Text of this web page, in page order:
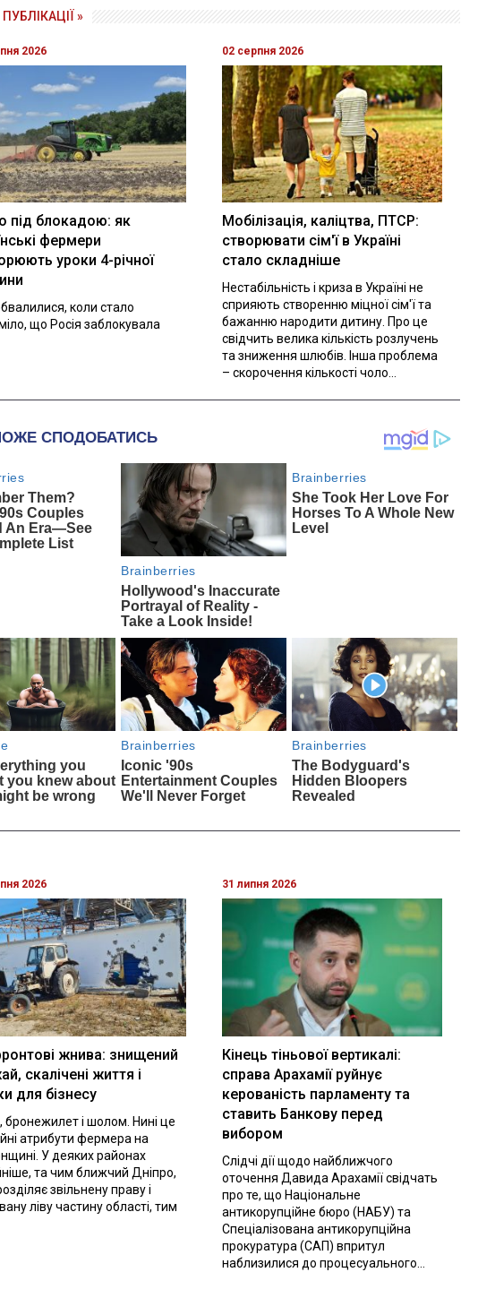
»
2026
під блокадою: як
фермери
уроки 4-річної
коли стало
що Росія заблокувала
02 серпня 2026
Мобілізація, каліцтва, ПТСР:
створювати сім'ї в Україні
стало складніше
Нестабільність і криза в Україні не
сприяють створенню міцної сім'ї та
бажанню народити дитину. Про це
свідчить велика кількість розлучень
та зниження шлюбів. Інша проблема
– скорочення кількості чоло...
2026
жнива: знищений
скалічені життя і
для бізнесу
бронежилет і шолом. Нині це
атрибути фермера на
У деяких районах
та чим ближчий Дніпро,
звільнену праву і
ліву частину області, тим
31 липня 2026
Кінець тіньової вертикалі:
справа Арахамії руйнує
керованість парламенту та
ставить Банкову перед
вибором
Слідчі дії щодо найближчого
оточення Давида Арахамії свідчать
про те, що Національне
антикорупційне бюро (НАБУ) та
Спеціалізована антикорупційна
прокуратура (САП) впритул
наблизилися до процесуального...